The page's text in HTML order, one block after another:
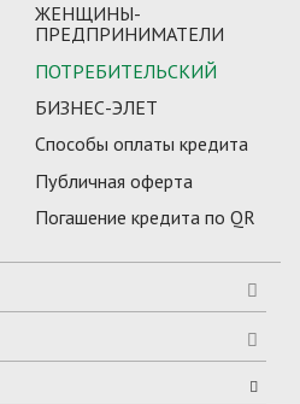
ЖЕНЩИНЫ-
ПРЕДПРИНИМАТЕЛИ
ПОТРЕБИТЕЛЬСКИЙ
БИЗНЕС-ЭЛЕТ
Способы оплаты кредита
Публичная оферта
Погашение кредита по QR